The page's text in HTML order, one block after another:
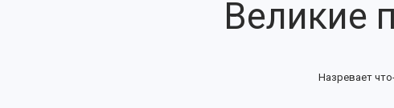
Великие
Назревает